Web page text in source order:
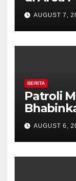
Polisi
Tanda
AUGUST 7,
BERITA
Patroli
Pilar
Perkuat
Diajak
AUGUST 6,